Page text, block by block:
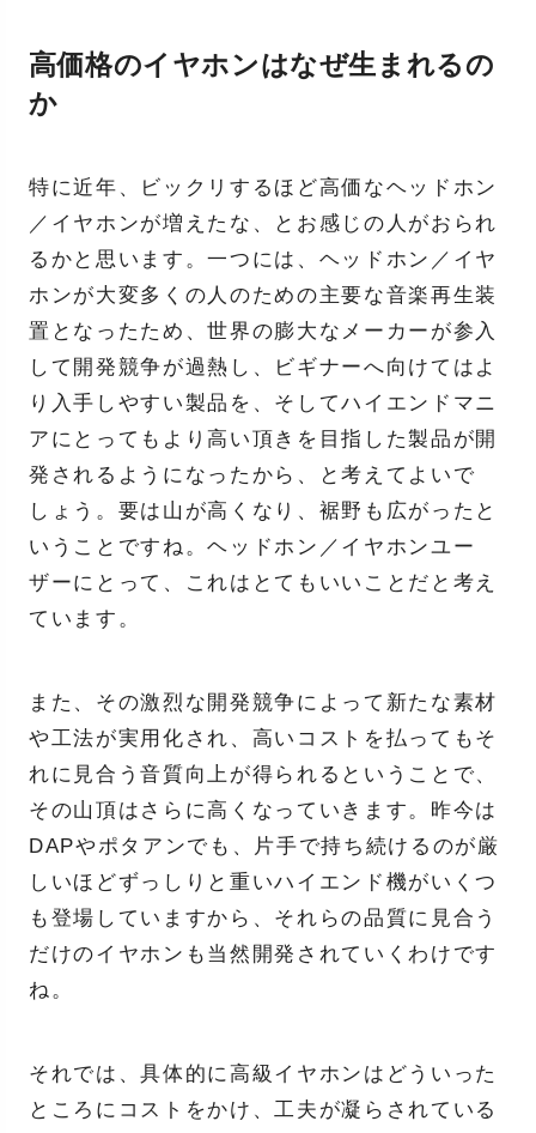
高価格のイヤホンはなぜ生まれるの
か
特に近年、ビックリするほど高価なヘッドホン
／イヤホンが増えたな、とお感じの人がおられ
るかと思います。一つには、ヘッドホン／イヤ
ホンが大変多くの人のための主要な音楽再生装
置となったため、世界の膨大なメーカーが参入
して開発競争が過熱し、ビギナーへ向けてはよ
り入手しやすい製品を、そしてハイエンドマニ
アにとってもより高い頂きを目指した製品が開
発されるようになったから、と考えてよいで
しょう。要は山が高くなり、裾野も広がったと
いうことですね。ヘッドホン／イヤホンユー
ザーにとって、これはとてもいいことだと考え
ています。
また、その激烈な開発競争によって新たな素材
や工法が実用化され、高いコストを払ってもそ
れに見合う音質向上が得られるということで、
その山頂はさらに高くなっていきます。昨今は
DAPやポタアンでも、片手で持ち続けるのが厳
しいほどずっしりと重いハイエンド機がいくつ
も登場していますから、それらの品質に見合う
だけのイヤホンも当然開発されていくわけです
ね。
それでは、具体的に高級イヤホンはどういった
ところにコストをかけ、工夫が凝らされている